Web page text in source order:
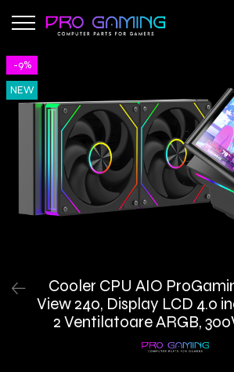
Cooling Fans
Keyboards
CPU Coolers
Network Adapters
Power Supplies
-9%
NEW
Cooler CPU AIO
View 240, Display LCD 4.0
2 Ventilatoare ARGB,